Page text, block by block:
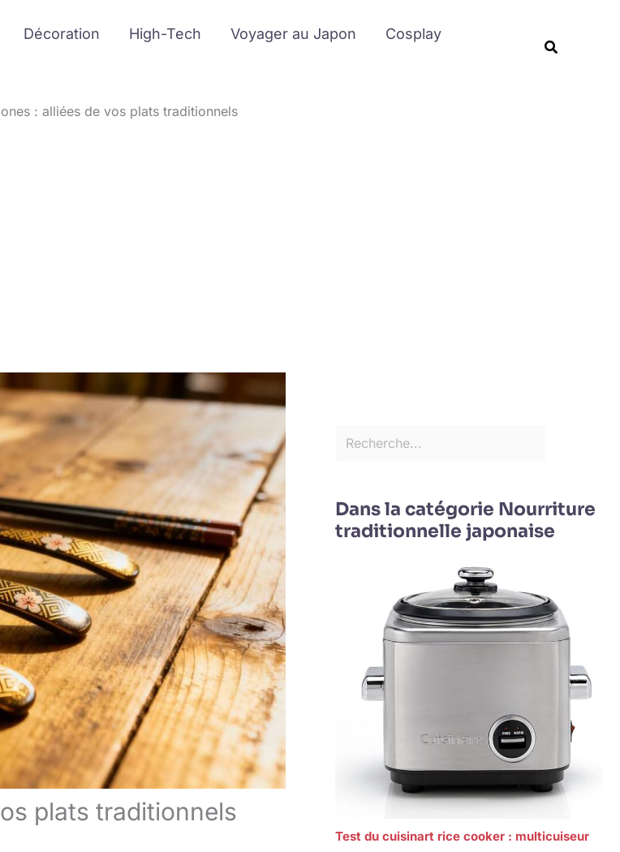
Décoration High-Tech Voyager au Japon
Cosplay
: alliées de vos plats traditionnels
plats traditionnels
Dans la catégorie Nourriture
traditionnelle japonaise
Test du cuisinart rice cooker : multicuiseur